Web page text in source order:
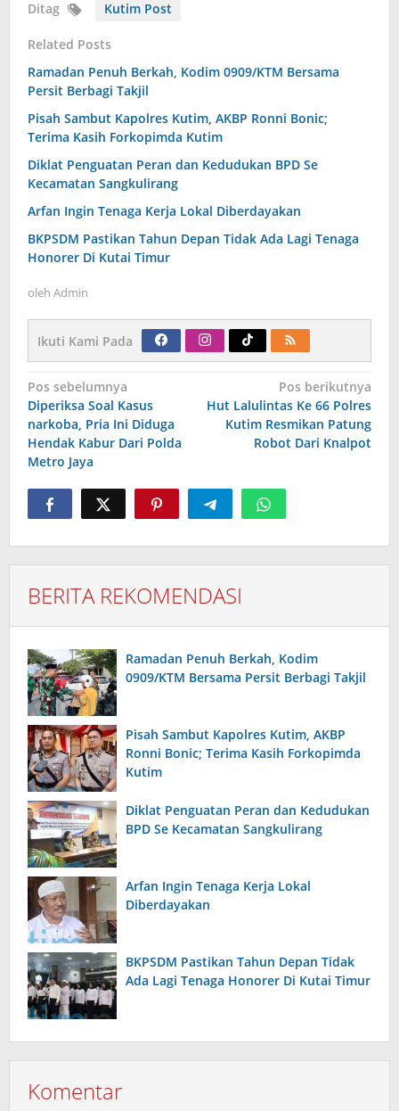
Ditag Kutim Post
Related Posts
Ramadan Penuh Berkah, Kodim 0909/KTM Bersama
Persit Berbagi Takjil
Pisah Sambut Kapolres Kutim, AKBP Ronni Bonic;
Terima Kasih Forkopimda Kutim
Diklat Penguatan Peran dan Kedudukan BPD Se
Kecamatan Sangkulirang
Arfan Ingin Tenaga Kerja Lokal Diberdayakan
BKPSDM Pastikan Tahun Depan Tidak Ada Lagi Tenaga
Honorer Di Kutai Timur
oleh Admin
Ikuti Kami Pada
Navigasi
pos
Pos sebelumnya
Diperiksa Soal Kasus
narkoba, Pria Ini Diduga
Hendak Kabur Dari Polda
Metro Jaya
Pos berikutnya
Hut Lalulintas Ke 66 Polres
Kutim Resmikan Patung
Robot Dari Knalpot
BERITA REKOMENDASI
Ramadan Penuh Berkah, Kodim
0909/KTM Bersama Persit Berbagi Takjil
Pisah Sambut Kapolres Kutim, AKBP
Ronni Bonic; Terima Kasih Forkopimda
Kutim
Diklat Penguatan Peran dan Kedudukan
BPD Se Kecamatan Sangkulirang
Arfan Ingin Tenaga Kerja Lokal
Diberdayakan
BKPSDM Pastikan Tahun Depan Tidak
Ada Lagi Tenaga Honorer Di Kutai Timur
Komentar